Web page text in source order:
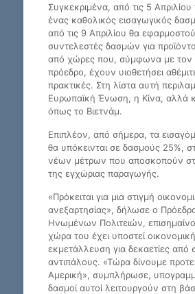
Συγκεκριμένα, από τις 5 Απριλίου
ένας καθολικός εισαγωγικός
από τις 9 Απριλίου θα
συντελεστές δασμών για
από χώρες που, σύμφωνα με τον
πρόεδρο, έχουν υιοθετήσει
πρακτικές. Στη λίστα αυτή
Ευρωπαϊκή Ένωση, η Κίνα, αλλά
όπως το Βιετνάμ.
Επιπλέον, από σήμερα, τα
θα υπόκεινται σε δασμούς 25%,
νέων μέτρων που αποσκοπούν
της εγχώριας παραγωγής.
«Πρόκειται για μια στιγμή
ανεξαρτησίας», δήλωσε ο
Ηνωμένων Πολιτειών,
χώρα του έχει υποστεί οικονομική
εκμετάλλευση για δεκαετίες από
αντιπάλους. «Τώρα δίνουμε
Αμερική», συμπλήρωσε,
δασμοί αυτοί λειτουργούν στη